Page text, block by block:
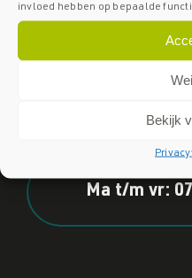
invloed hebben op bepaalde
Bekijk
Ma t/m vr: